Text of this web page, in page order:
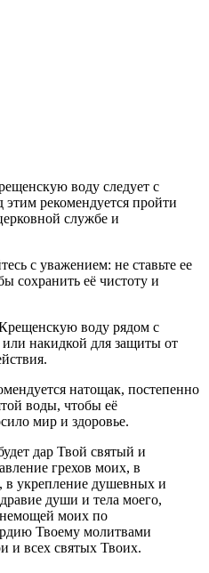
воду следует с
рекомендуется пройти
службе и
с уважением: не ставьте ее
сохранить её чистоту и
воду рядом с
накидкой для защиты от
натощак, постепенно
воды, чтобы её
мир и здоровье.
дар Твой святый и
грехов моих, в
в укрепление душевных и
души и тела моего,
немощей моих по
Твоему молитвами
и всех святых Твоих.